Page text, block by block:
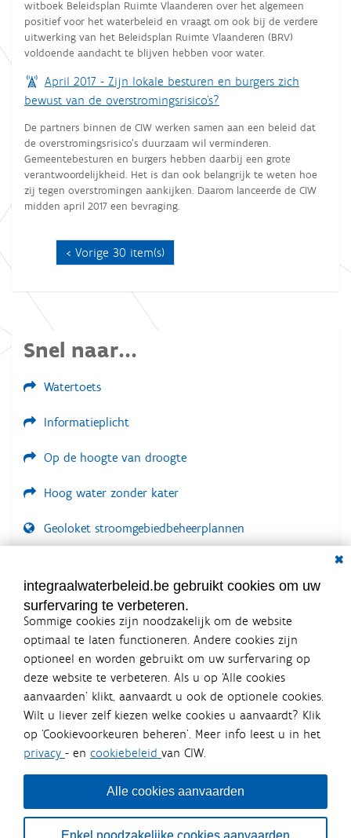
witboek Beleidsplan Ruimte Vlaanderen over het algemeen
positief voor het waterbeleid en vraagt om ook bij de verdere
uitwerking van het Beleidsplan Ruimte Vlaanderen (BRV)
voldoende aandacht te blijven hebben voor water.
April 2017 - Zijn lokale besturen en burgers zich
bewust van de overstromingsrisico’s?
De partners binnen de CIW werken samen aan een beleid dat
de overstromingsrisico’s duurzaam wil verminderen.
Gemeentebesturen en burgers hebben daarbij een grote
verantwoordelijkheid. Het is dan ook belangrijk te weten hoe
zij tegen overstromingen aankijken. Daarom lanceerde de CIW
midden april 2017 een bevraging.
Vorige 30 item(s)
Snel naar...
Watertoets
Informatieplicht
Op de hoogte van droogte
Hoog water zonder kater
Geoloket stroomgebiedbeheerplannen
LOGIN VEREIST
integraalwaterbeleid.be gebruikt cookies om uw
surfervaring te verbeteren.
Sommige cookies zijn noodzakelijk om de website
optimaal te laten functioneren. Andere cookies zijn
optioneel en worden gebruikt om uw surfervaring op
deze website te verbeteren. Als u op ‘Alle cookies
aanvaarden’ klikt, aanvaardt u ook de optionele cookies.
Wilt u liever zelf kiezen welke cookies u aanvaardt? Klik
op ‘Cookievoorkeuren beheren’. Meer info leest u in het
privacy - en cookiebeleid van CIW.
Alle cookies aanvaarden
Enkel noodzakelijke cookies aanvaarden
Integraalwaterbeleid.be is een
officiële website van de Vlaamse
overheid
uitgegeven door Coördinatiecommissie Integraal
Waterbeleid
De Coördinatiecommissie Integraal Waterbeleid (CIW) is een
bestuursniveaus die bij het waterbeleid betrokken zijn. Ook
waterbedrijven nemen deel aan het overleg. Deze
samenwerking zorgt voor een gecoördineerde en
geïntegreerde aanpak van het waterbeleid en waterbeheer